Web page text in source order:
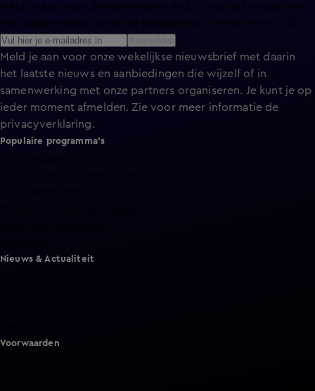
Meld je aan voor de nieuwsbrief en blijf op de hoogte van
het laatste nieuws over de programma’s en series op KIJK.
Meld je aan voor onze wekelijkse nieuwsbrief met daarin
het laatste nieuws en aanbiedingen die wijzelf of in
samenwerking met onze partners organiseren. Je kunt je op
ieder moment afmelden. Zie voor meer informatie de
privacyverklaring.
Populaire programma's
Nieuws & Actualiteit
Voorwaarden